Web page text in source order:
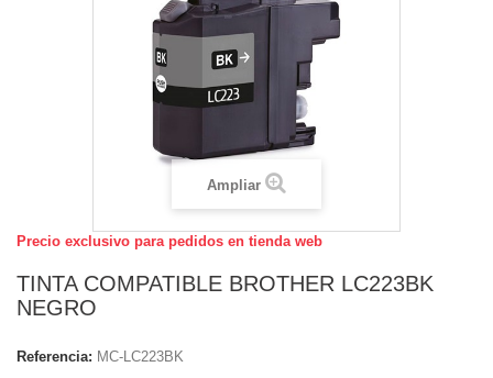
Ampliar
Precio exclusivo para pedidos en tienda web
TINTA COMPATIBLE BROTHER LC223BK
NEGRO
Referencia: MC-LC223BK